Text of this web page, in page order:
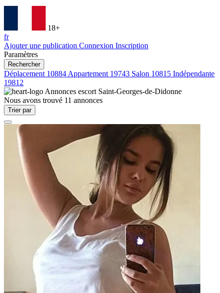
18+
fr
Ajouter une publication Connexion Inscription
Paramètres
Rechercher
Déplacement 10884 Appartement 19743 Salon 10815 Indépendante
19812
Annonces escort Saint-Georges-de-Didonne
Nous avons trouvé 11 annonces
Trier par